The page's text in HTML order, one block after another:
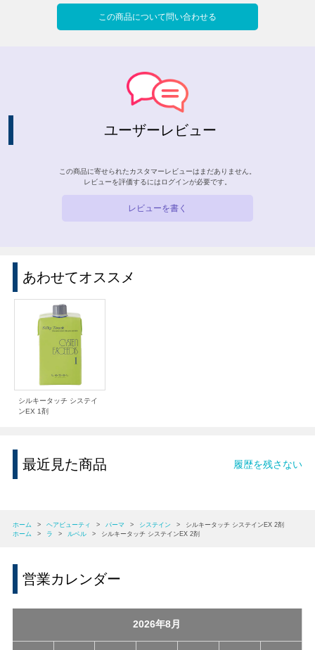
この商品について問い合わせる
ユーザーレビュー
この商品に寄せられたカスタマーレビューはまだありません。
レビューを評価するには ログインが必要です。
レビューを書く
あわせてオススメ
シルキータッチ システイ
ンEX 1剤
最近見た商品 履歴を残さない
ホーム > ヘアビューティ > パーマ > システイン >
シルキータッチ システインEX 2剤
ホーム
> ラ > ルベル > シルキータッチ システインEX 2剤
営業カレンダー
2026年8月